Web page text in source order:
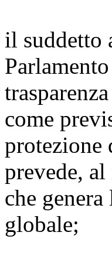
il suddetto
come
protezione
prevede,
che
globale;